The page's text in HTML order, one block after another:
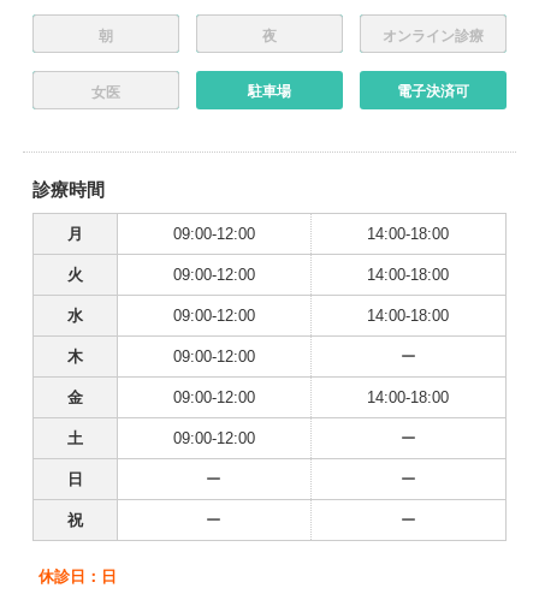
朝 夜 オンライン診療
女医 駐車場 電子決済可
診療時間
月 09:00-12:00 14:00-18:00
火 09:00-12:00 14:00-18:00
水 09:00-12:00 14:00-18:00
木 09:00-12:00 ー
金 09:00-12:00 14:00-18:00
土 09:00-12:00 ー
日 ー ー
祝 ー ー
休診日：日